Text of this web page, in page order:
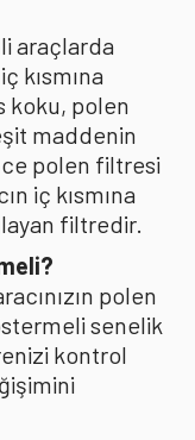
araçlarda
kısmına
koku, polen
maddenin
polen filtresi
iç kısmına
filtredir.
polen
senelik
kontrol